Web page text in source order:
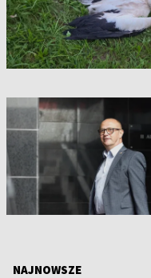
NAJNOWSZE